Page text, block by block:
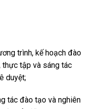
trình, kế hoạch đào
thực tập và sáng tác
duyệt;
tác đào tạo và nghiên